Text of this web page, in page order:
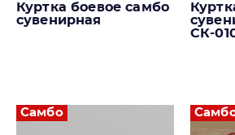
Куртка боевое самбо
сувенирная
СК-
Самбо